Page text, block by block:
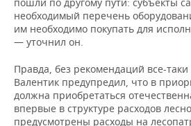
необходимый перечень
им необходимо покупать для
— уточнил он.
Правда, без рекомендаций все-
Валентик предупредил, что в
должна приобретаться
впервые в структуре расходов
предусмотрены расходы на